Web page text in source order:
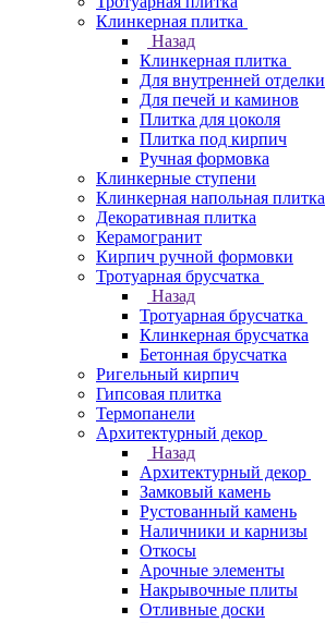
Клинкерная плитка
Назад
Клинкерная плитка
Для внутренней отделки
Для печей и каминов
Плитка для цоколя
Плитка под кирпич
Ручная формовка
Клинкерные ступени
Клинкерная напольная плитка
Декоративная плитка
Керамогранит
Кирпич ручной формовки
Тротуарная брусчатка
Назад
Тротуарная брусчатка
Клинкерная брусчатка
Бетонная брусчатка
Ригельный кирпич
Гипсовая плитка
Термопанели
Архитектурный декор
Назад
Архитектурный декор
Замковый камень
Рустованный камень
Наличники и карнизы
Откосы
Арочные элементы
Накрывочные плиты
Отливные доски